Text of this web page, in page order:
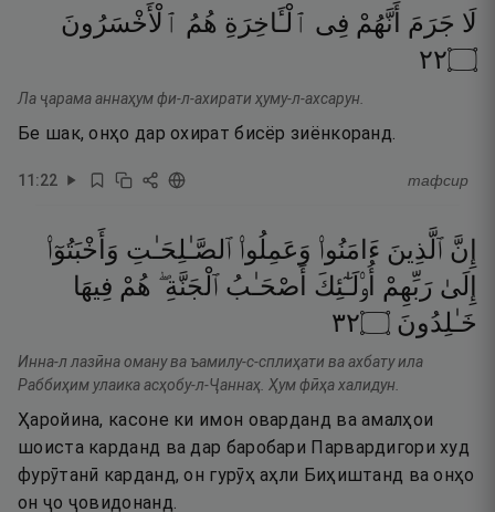
لَا جَرَمَ أَنَّهُمْ فِى ٱلْـَٔاخِرَةِ هُمُ ٱلْأَخْسَرُونَ
۝٢٢
Ла ҷарама аннаҳум фи-л-ахирати ҳуму-л-ахсарун.
Бе шак, онҳо дар охират бисёр зиёнкоранд.
11:22 тафсир
إِنَّ ٱلَّذِينَ ءَامَنُوا۟ وَعَمِلُوا۟ ٱلصَّـٰلِحَـٰتِ وَأَخْبَتُوٓا۟
إِلَىٰ رَبِّهِمْ أُو۟لَـٰٓئِكَ أَصْحَـٰبُ ٱلْجَنَّةِ ۖ هُمْ فِيهَا
خَـٰلِدُونَ ۝٢٣
Инна-л лазӣна оману ва ъамилу-с-сплиҳати ва ахбату ила
Раббиҳим улаика асҳобу-л-Ҷаннаҳ. Ҳум фӣҳа халидун.
Ҳаройина, касоне ки имон оварданд ва амалҳои
шоиста карданд ва дар баробари Парвардигори худ
фурӯтанӣ карданд, он гурӯҳ аҳли Биҳиштанд ва онҳо
он ҷо ҷовидонанд.